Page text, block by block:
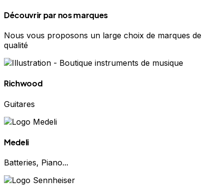
Découvrir par nos marques
Nous vous proposons un large choix de marques de
qualité
Richwood
Guitares
Medeli
Batteries, Piano...